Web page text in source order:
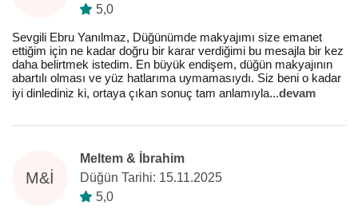
5,0
Sevgili Ebru Yanılmaz, Düğünümde makyajımı size emanet
ettiğim için ne kadar doğru bir karar verdiğimi bu mesajla bir kez
daha belirtmek istedim. En büyük endişem, düğün makyajının
abartılı olması ve yüz hatlarıma uymamasıydı. Siz beni o kadar
iyi dinlediniz ki, ortaya çıkan sonuç tam anlamıyla...devam
M&İ
Meltem & İbrahim
Düğün Tarihi: 15.11.2025
5,0